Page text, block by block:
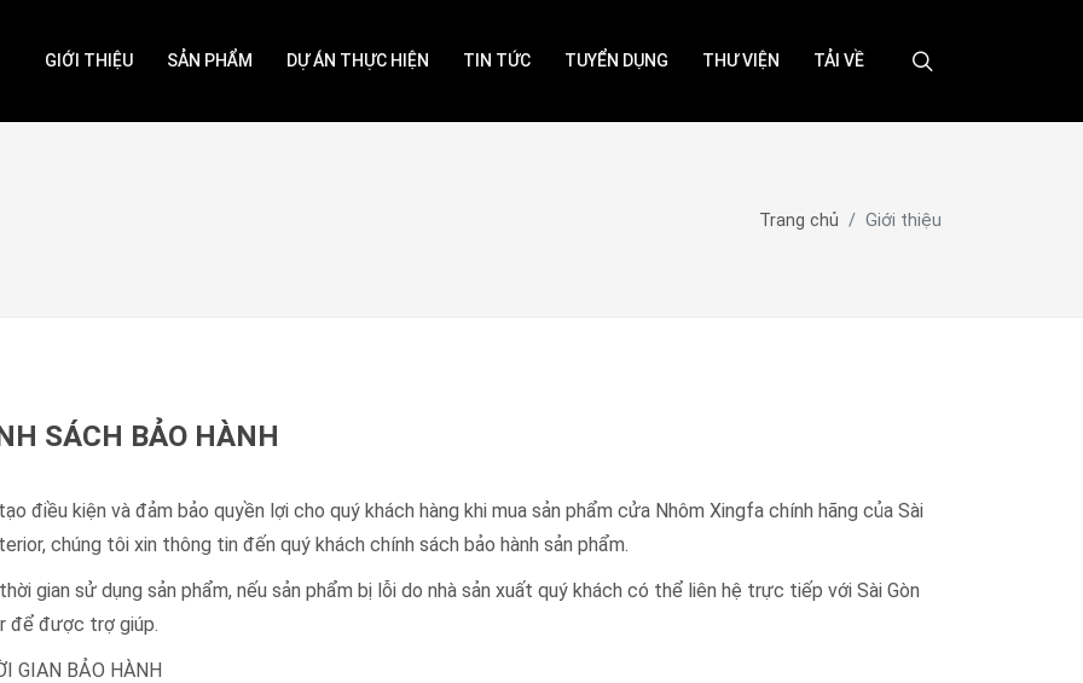
GIỚI THIỆU SẢN PHẨM DỰ ÁN THỰC HIỆN TIN TỨC TUYỂN DỤNG THƯ VIỆN TẢI VỀ
Trang chủ Giới thiệu
SÁCH BẢO HÀNH
điều kiện và đảm bảo quyền lợi cho quý khách hàng khi mua sản phẩm cửa Nhôm Xingfa chính hãng của Sài
chúng tôi xin thông tin đến quý khách chính sách bảo hành sản phẩm.
gian sử dụng sản phẩm, nếu sản phẩm bị lỗi do nhà sản xuất quý khách có thể liên hệ trực tiếp với Sài Gòn
để được trợ giúp.
GIAN BẢO HÀNH